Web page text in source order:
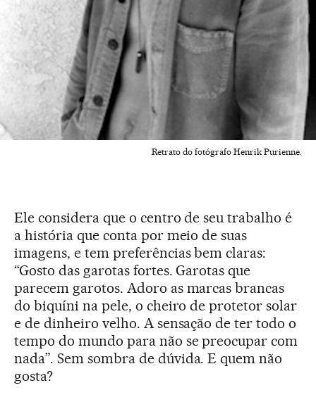
Retrato do fotógrafo Henrik Purienne.
Ele considera que o centro de seu trabalho é
a história que conta por meio de suas
imagens, e tem preferências bem claras:
“Gosto das garotas fortes. Garotas que
parecem garotos. Adoro as marcas brancas
do biquíni na pele, o cheiro de protetor solar
e de dinheiro velho. A sensação de ter todo o
tempo do mundo para não se preocupar com
nada”. Sem sombra de dúvida. E quem não
gosta?